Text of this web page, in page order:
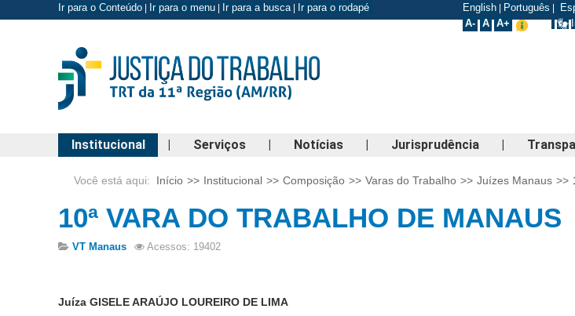
Ir para o Conteúdo Ir para o menu Ir para a busca| Ir para o rodapé English Português
A- A A+
Institucional | Serviços | Notícias | Jurisprudência |
Você está aqui: Início >> Institucional >> Composição >> Varas do Trabalho >> Juízes Manaus >>
10ª VARA DO TRABALHO DE MANAUS
VT Manaus Acessos: 19402
Juíza GISELE ARAÚJO LOUREIRO DE LIMA